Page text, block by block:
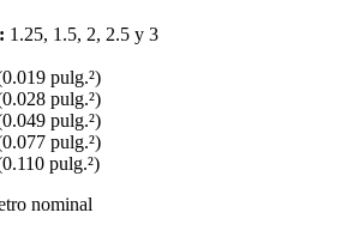
1.25, 1.5, 2, 2.5 y 3
pulg.²)
pulg.²)
pulg.²)
pulg.²)
pulg.²)
nominal